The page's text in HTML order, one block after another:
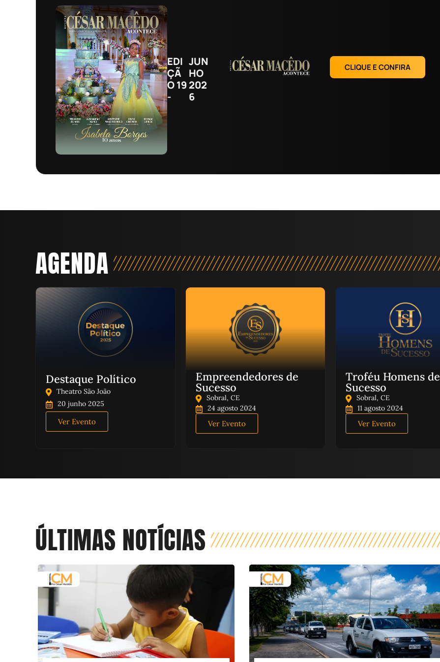
EDI
ÇÃ
O 19
-
JUN
HO
202
6
CLIQUE E CONFIRA
AGENDA
Destaque Político
Theatro São João
20 junho 2025
Ver Evento
Empreendedores de
Sucesso
Sobral, CE
24 agosto 2024
Ver Evento
Troféu Homens de
Sucesso
Sobral, CE
11 agosto 2024
Ver Evento
ÚLTIMAS NOTÍCIAS